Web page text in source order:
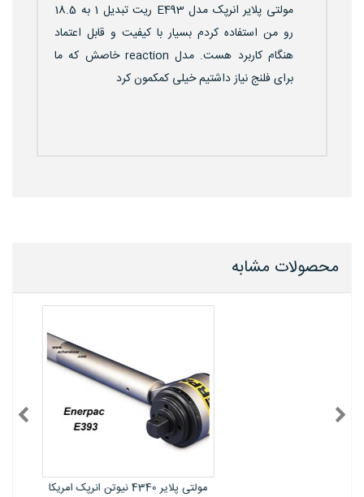
مولتی پلایر انرپک مدل E493 ریت تبدیل 1 به 18.5
رو من استفاده کردم بسیار با کیفیت و قابل اعتماد
هنگام کاربرد هست. مدل reaction خاصش که ما
برای فلنج نیاز داشتیم خیلی کمکمون کرد
محصولات مشابه